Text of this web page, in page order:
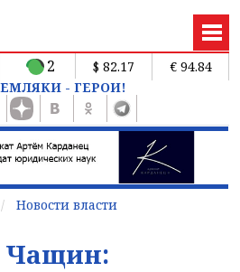
2 $ 82.17
€ 94.84
- ГЕРОИ!
Новости власти
Чащин: